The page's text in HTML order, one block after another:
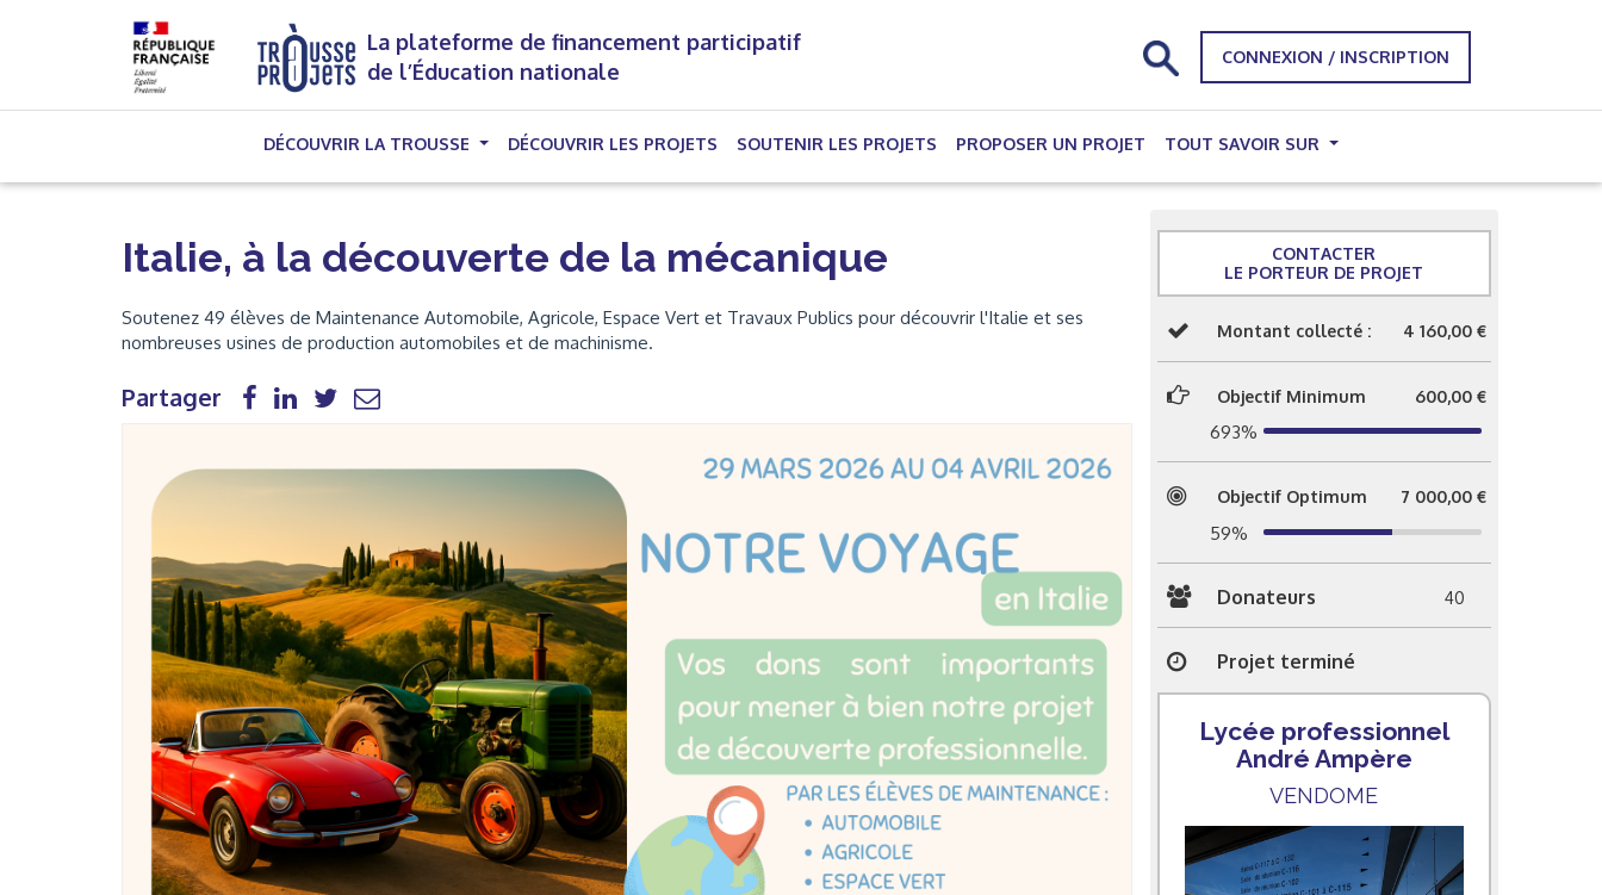
La plateforme de financement participatif
de l’Éducation nationale
CONNEXION / INSCRIPTION
DÉCOUVRIR LA TROUSSE DÉCOUVRIR LES PROJETS (CURRENT)
SOUTENIR LES PROJETS PROPOSER UN PROJET TOUT SAVOIR SUR
Italie, à la découverte de la mécanique
Soutenez 49 élèves de Maintenance Automobile, Agricole, Espace Vert et Travaux Publics pour découvrir l'Italie et ses
nombreuses usines de production automobiles et de machinisme.
Partager
CONTACTER
LE PORTEUR DE PROJET
Montant collecté : 4 160,00 €
Objectif Minimum 600,00 €
693%
Objectif Optimum 7 000,00 €
59%
Donateurs 40
Projet terminé
Lycée professionnel
André Ampère
VENDOME